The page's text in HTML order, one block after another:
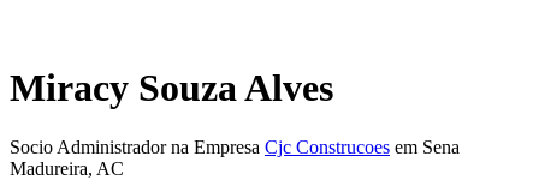
Miracy Souza Alves
Socio Administrador na Empresa Cjc Construcoes em Sena
Madureira, AC